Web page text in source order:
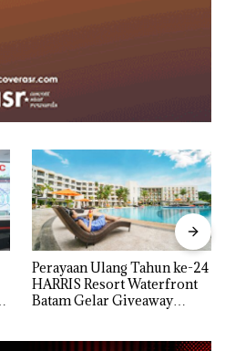
Perayaan Ulang Tahun ke-24
HARRIS Resort Waterfront
Batam Gelar Giveaway